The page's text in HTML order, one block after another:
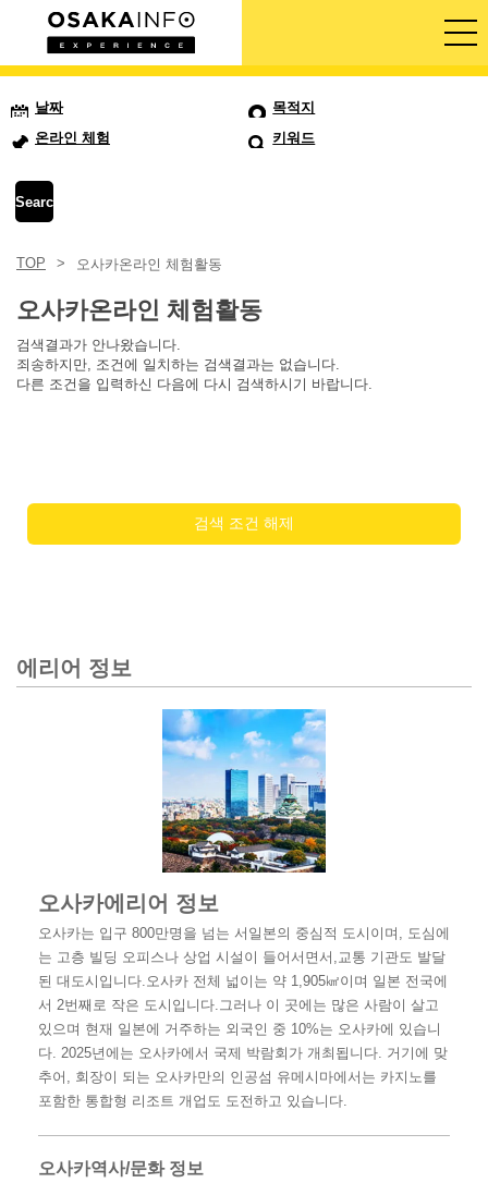
액티비티
숙박
로그인/등록
한국어
날짜
목적지
온라인 체험
키워드
TOP 오사카온라인 체험활동
오사카온라인 체험활동
검색결과가 안나왔습니다.
죄송하지만, 조건에 일치하는 검색결과는 없습니다.
다른 조건을 입력하신 다음에 다시 검색하시기 바랍니다.
검색 조건 해제
에리어 정보
오사카에리어 정보
오사카는 입구 800만명을 넘는 서일본의 중심적 도시이며, 도심에
는 고층 빌딩 오피스나 상업 시설이 들어서면서,교통 기관도 발달
된 대도시입니다.오사카 전체 넓이는 약 1,905㎢이며 일본 전국에
서 2번째로 작은 도시입니다.그러나 이 곳에는 많은 사람이 살고
있으며 현재 일본에 거주하는 외국인 중 10%는 오사카에 있습니
다. 2025년에는 오사카에서 국제 박람회가 개최됩니다. 거기에 맞
추어, 회장이 되는 오사카만의 인공섬 유메시마에서는 카지노를
포함한 통합형 리조트 개업도 도전하고 있습니다.
오사카역사/문화 정보